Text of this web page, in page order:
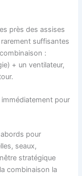
près des assises
suffisantes
:
+ un ventilateur,
immédiatement pour
pour
seaux,
stratégique
combinaison la